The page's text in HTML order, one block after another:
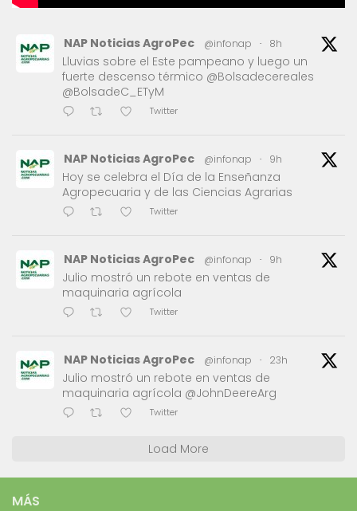
NAP Noticias AgroPec @infonap · 8h
Lluvias sobre el Este pampeano y luego un
fuerte descenso térmico @Bolsadecereales
@BolsadeC_ETyM
Twitter
NAP Noticias AgroPec @infonap · 9h
Hoy se celebra el Día de la Enseñanza
Agropecuaria y de las Ciencias Agrarias
Twitter
NAP Noticias AgroPec @infonap · 9h
Julio mostró un rebote en ventas de
maquinaria agrícola
Twitter
NAP Noticias AgroPec @infonap · 23h
Julio mostró un rebote en ventas de
maquinaria agrícola @JohnDeereArg
Twitter
Load More
MÁS